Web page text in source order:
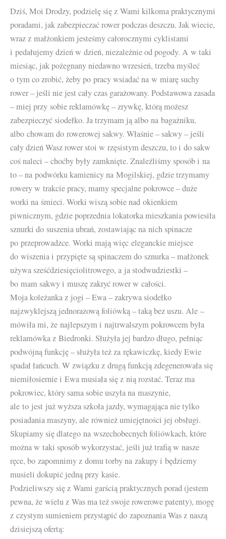
Dziś, Moi Drodzy, podzielę się z Wami kilkoma praktycznymi
poradami, jak zabezpieczać rower podczas deszczu. Jak wiecie,
wraz z małżonkiem jesteśmy całorocznymi cyklistami
i pedałujemy dzień w dzień, niezależnie od pogody. A w taki
miesiąc, jak pożegnany niedawno wrzesień, trzeba myśleć
o tym co zrobić, żeby po pracy wsiadać na w miarę suchy
rower – jeśli nie jest cały czas garażowany. Podstawowa zasada
– miej przy sobie reklamówkę – zrywkę, którą możesz
zabezpieczyć siodełko. Ja trzymam ją albo na bagażniku,
albo chowam do rowerowej sakwy. Właśnie – sakwy – jeśli
cały dzień Wasz rower stoi w rzęsistym deszczu, to i do sakw
coś naleci – choćby były zamknięte. Znaleźliśmy sposób i na
to – na podwórku kamienicy na Mogilskiej, gdzie trzymamy
rowery w trakcie pracy, mamy specjalne pokrowce – duże
worki na śmieci. Worki wiszą sobie nad okienkiem
piwnicznym, gdzie poprzednia lokatorka mieszkania powiesiła
sznurki do suszenia ubrań, zostawiając na nich spinacze
po przeprowadzce. Worki mają więc eleganckie miejsce
do wiszenia i przypięte są spinaczem do sznurka – małżonek
używa sześćdziesięciolitrowego, a ja stodwudziestki –
bo mam sakwy i muszę zakryć rower w całości.
Moja koleżanka z jogi – Ewa – zakrywa siodełko
najzwyklejszą jednorazową foliówką – taką bez uszu. Ale –
mówiła mi, że najlepszym i najtrwalszym pokrowcem była
reklamówka z Biedronki. Służyła jej bardzo długo, pełniąc
podwójną funkcję – służyła też za rękawiczkę, kiedy Ewie
spadał łańcuch. W związku z drugą funkcją zdegenerowała się
niemiłosiernie i Ewa musiała się z nią rozstać. Teraz ma
pokrowiec, który sama sobie uszyła na maszynie,
ale to jest już wyższa szkoła jazdy, wymagająca nie tylko
posiadania maszyny, ale również umiejętności jej obsługi.
Skupiamy się dlatego na wszechobecnych foliówkach, które
można w taki sposób wykorzystać, jeśli już trafią w nasze
ręce, bo zapomnimy z domu torby na zakupy i będziemy
musieli dokupić jedną przy kasie.
Podzieliwszy się z Wami garścią praktycznych porad (jestem
pewna, że wielu z Was ma też swoje rowerowe patenty), mogę
z czystym sumieniem przystąpić do zapoznania Was z naszą
dzisiejszą ofertą: